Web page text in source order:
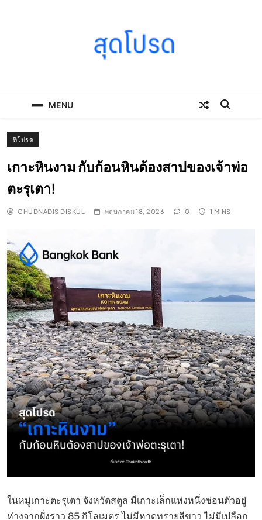
MENU
ที่โปรด
เกาะหินงาม กับก้อนหินต้องสาปของเจ้าพ่อ
ตะรุเตา!
CHUDNADIS DISKUL พฤษภาคม 18, 2026 0 1 MINS
ในหมู่เกาะตะรุเตา จังหวัดสตูล มีเกาะเล็กแห่งหนึ่งซ่อนตัวอยู่
ห่างจากฝั่งราว 85 กิโลเมตร ไม่มีหาดทรายสีขาว ไม่มีเปลือก